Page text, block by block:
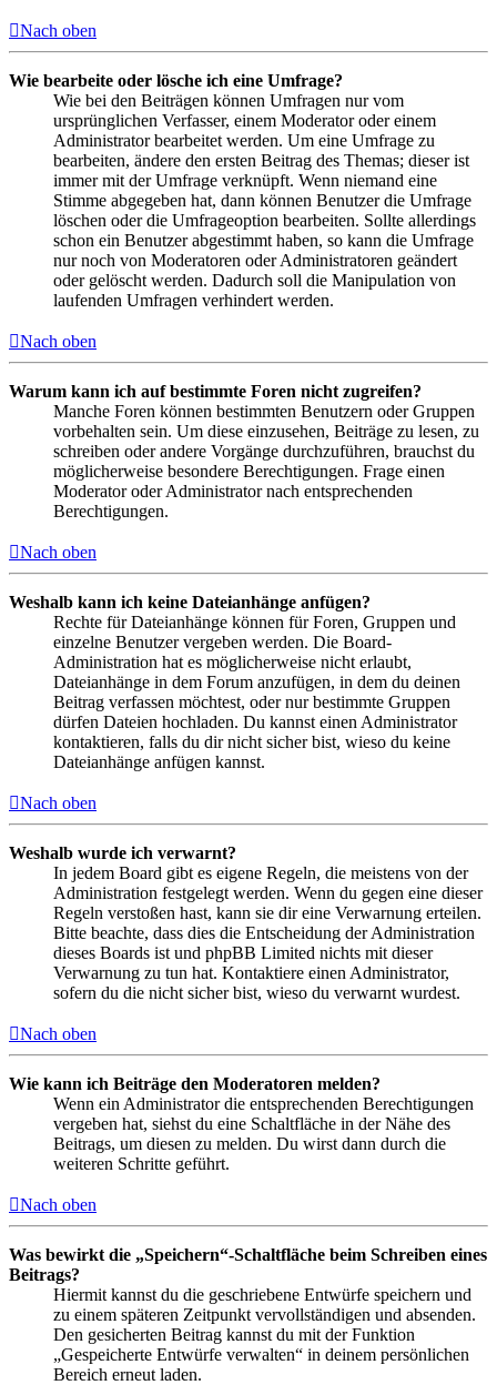
Nach oben
Wie bearbeite oder lösche ich eine Umfrage?
Wie bei den Beiträgen können Umfragen nur vom
ursprünglichen Verfasser, einem Moderator oder einem
Administrator bearbeitet werden. Um eine Umfrage zu
bearbeiten, ändere den ersten Beitrag des Themas; dieser ist
immer mit der Umfrage verknüpft. Wenn niemand eine
Stimme abgegeben hat, dann können Benutzer die Umfrage
löschen oder die Umfrageoption bearbeiten. Sollte allerdings
schon ein Benutzer abgestimmt haben, so kann die Umfrage
nur noch von Moderatoren oder Administratoren geändert
oder gelöscht werden. Dadurch soll die Manipulation von
laufenden Umfragen verhindert werden.
Nach oben
Warum kann ich auf bestimmte Foren nicht zugreifen?
Manche Foren können bestimmten Benutzern oder Gruppen
vorbehalten sein. Um diese einzusehen, Beiträge zu lesen, zu
schreiben oder andere Vorgänge durchzuführen, brauchst du
möglicherweise besondere Berechtigungen. Frage einen
Moderator oder Administrator nach entsprechenden
Berechtigungen.
Nach oben
Weshalb kann ich keine Dateianhänge anfügen?
Rechte für Dateianhänge können für Foren, Gruppen und
einzelne Benutzer vergeben werden. Die Board-
Administration hat es möglicherweise nicht erlaubt,
Dateianhänge in dem Forum anzufügen, in dem du deinen
Beitrag verfassen möchtest, oder nur bestimmte Gruppen
dürfen Dateien hochladen. Du kannst einen Administrator
kontaktieren, falls du dir nicht sicher bist, wieso du keine
Dateianhänge anfügen kannst.
Nach oben
Weshalb wurde ich verwarnt?
In jedem Board gibt es eigene Regeln, die meistens von der
Administration festgelegt werden. Wenn du gegen eine dieser
Regeln verstoßen hast, kann sie dir eine Verwarnung erteilen.
Bitte beachte, dass dies die Entscheidung der Administration
dieses Boards ist und phpBB Limited nichts mit dieser
Verwarnung zu tun hat. Kontaktiere einen Administrator,
sofern du die nicht sicher bist, wieso du verwarnt wurdest.
Nach oben
Wie kann ich Beiträge den Moderatoren melden?
Wenn ein Administrator die entsprechenden Berechtigungen
vergeben hat, siehst du eine Schaltfläche in der Nähe des
Beitrags, um diesen zu melden. Du wirst dann durch die
weiteren Schritte geführt.
Nach oben
Was bewirkt die „Speichern“-Schaltfläche beim Schreiben eines
Beitrags?
Hiermit kannst du die geschriebene Entwürfe speichern und
zu einem späteren Zeitpunkt vervollständigen und absenden.
Den gesicherten Beitrag kannst du mit der Funktion
„Gespeicherte Entwürfe verwalten“ in deinem persönlichen
Bereich erneut laden.